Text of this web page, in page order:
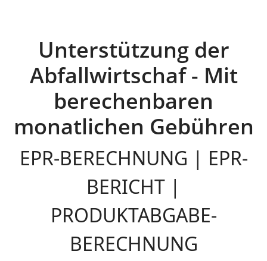
Unterstützung der
Abfallwirtschaf - Mit
berechenbaren
monatlichen Gebühren
EPR-BERECHNUNG | EPR-
BERICHT |
PRODUKTABGABE-
BERECHNUNG